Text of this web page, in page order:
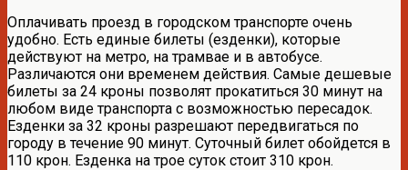
Оплачивать проезд в городском транспорте очень
удобно. Есть единые билеты (езденки), которые
действуют на метро, на трамвае и в автобусе.
Различаются они временем действия. Самые дешевые
билеты за 24 кроны позволят прокатиться 30 минут на
любом виде транспорта с возможностью пересадок.
Езденки за 32 кроны разрешают передвигаться по
городу в течение 90 минут. Суточный билет обойдется в
110 крон. Езденка на трое суток стоит 310 крон.